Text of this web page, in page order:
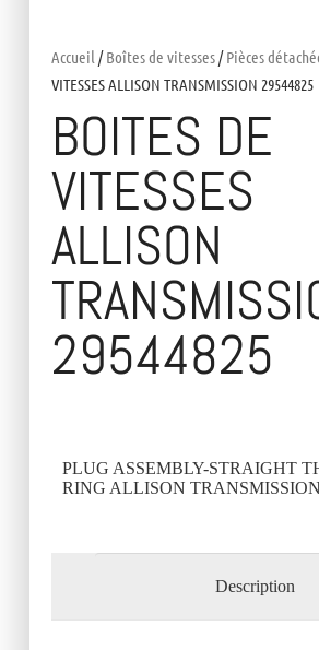
Accueil /Boîtes de vitesses/Pièces
VITESSES ALLISON TRANSMISSION 29544825
BOITES DE
VITESSES
ALLISON
29544825
PLUG ASSEMBLY-STRAIGHT
RING ALLISON
Description